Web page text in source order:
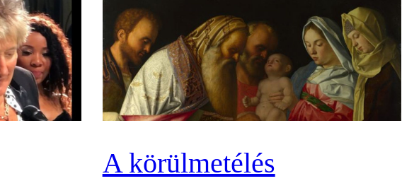
A körülmetélés